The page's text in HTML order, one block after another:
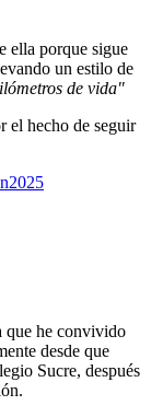
ella porque sigue
un estilo de
de vida"
el hecho de seguir
que he convivido
desde que
Sucre, después